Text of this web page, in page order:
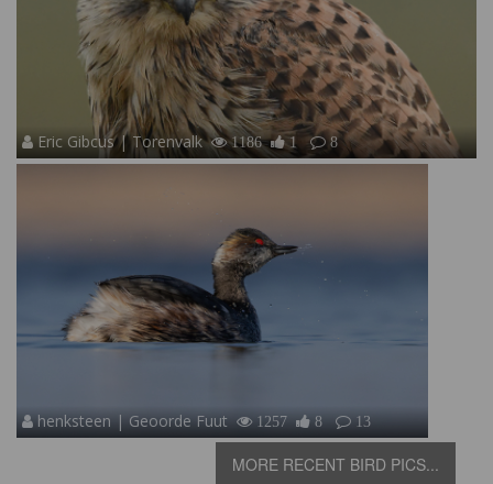
Eric Gibcus | Torenvalk 1186 1 8
henksteen | Geoorde Fuut 1257 8 13
MORE RECENT BIRD PICS...